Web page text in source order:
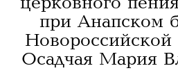
при Анапском
Осадчая Мария